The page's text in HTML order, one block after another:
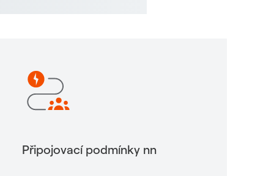
Připojovací podmínky nn